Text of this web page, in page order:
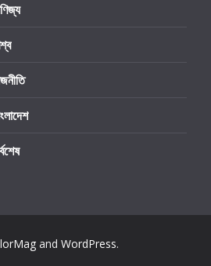
and WordPress.